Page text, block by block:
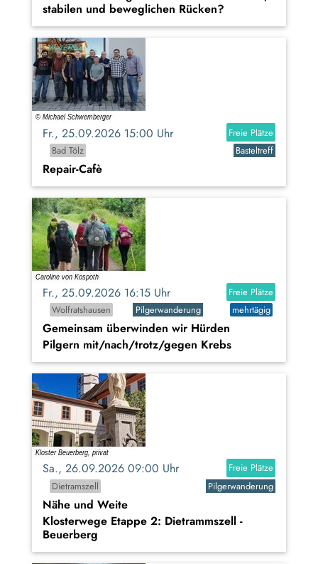
stabilen und beweglichen Rücken?
Fr., 25.09.2026 15:00 Uhr
Freie Plätze
Bad Tölz
Basteltreff
Repair-Cafè
Fr., 25.09.2026 16:15 Uhr
Freie Plätze
Wolfratshausen
Pilgerwanderung mehrtägig
Gemeinsam überwinden wir Hürden
Pilgern mit/nach/trotz/gegen Krebs
Sa., 26.09.2026 09:00 Uhr
Freie Plätze
Dietramszell
Pilgerwanderung
Nähe und Weite
Klosterwege Etappe 2: Dietrammszell -
Beuerberg